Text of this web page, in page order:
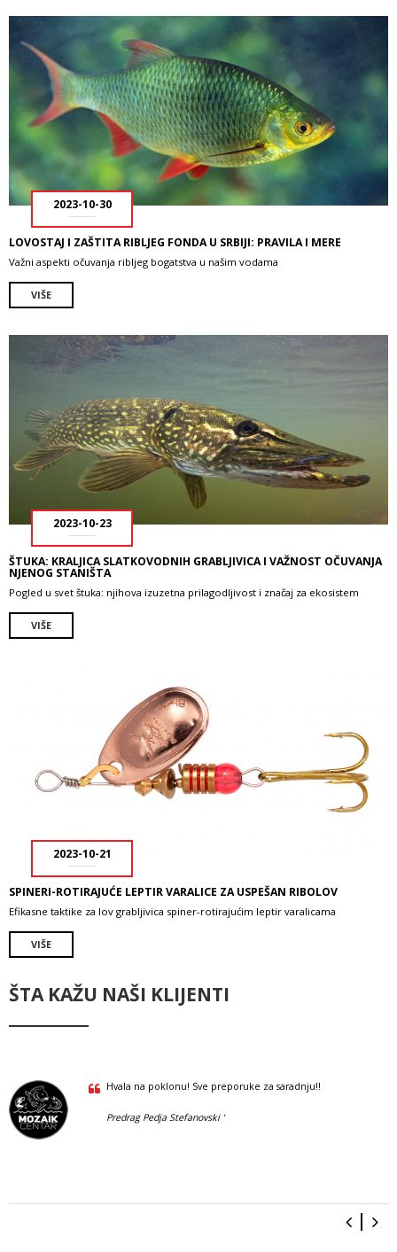
2023-10-30
LOVOSTAJ I ZAŠTITA RIBLJEG FONDA U SRBIJI: PRAVILA I MERE
Važni aspekti očuvanja ribljeg bogatstva u našim vodama
VIŠE
2023-10-23
ŠTUKA: KRALJICA SLATKOVODNIH GRABLJIVICA I VAŽNOST OČUVANJA
NJENOG STANIŠTA
Pogled u svet štuka: njihova izuzetna prilagodljivost i značaj za ekosistem
VIŠE
2023-10-21
SPINERI-ROTIRAJUĆE LEPTIR VARALICE ZA USPEŠAN RIBOLOV
Efikasne taktike za lov grabljivica spiner-rotirajućim leptir varalicama
VIŠE
ŠTA KAŽU NAŠI KLIJENTI
Hvala na poklonu! Sve preporuke za saradnju!!
Predrag Pedja Stefanovski '